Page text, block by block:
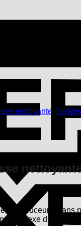
nettoyante
en douceur –